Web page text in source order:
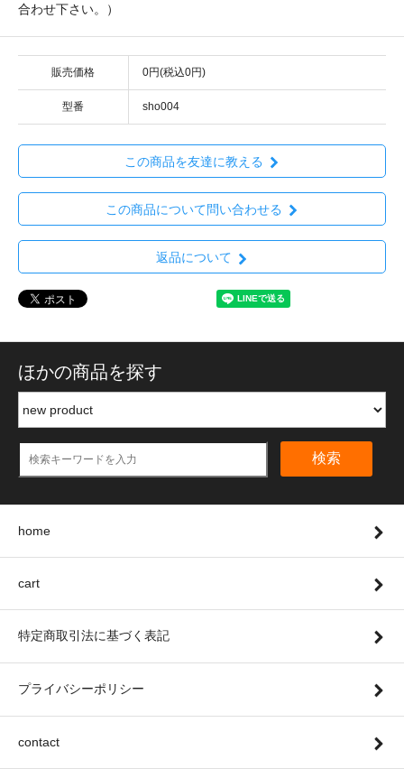
合わせ下さい。）
販売価格 0円(税込0円)
型番 sho004
この商品を友達に教える
この商品について問い合わせる
返品について
ほかの商品を探す
検索
home
cart
特定商取引法に基づく表記
プライバシーポリシー
contact